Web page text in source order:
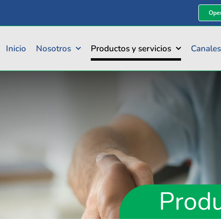
Inicio Nosotros Productos y servicios